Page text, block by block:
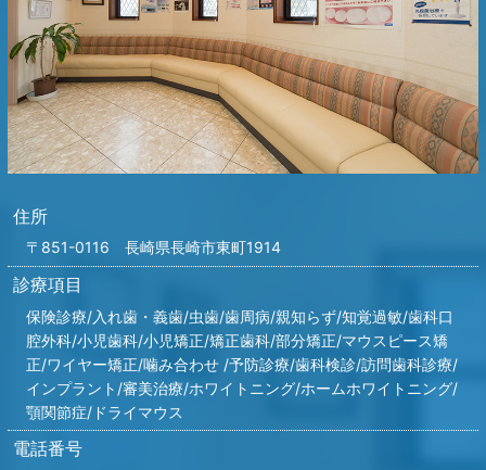
住所
〒851-0116 長崎県長崎市東町1914
診療項目
保険診療/入れ歯・義歯/虫歯/歯周病/親知らず/知覚過敏/歯科口
腔外科/小児歯科/小児矯正/矯正歯科/部分矯正/マウスピース矯
正/ワイヤー矯正/噛み合わせ /予防診療/歯科検診/訪問歯科診療/
インプラント/審美治療/ホワイトニング/ホームホワイトニング/
顎関節症/ドライマウス
電話番号